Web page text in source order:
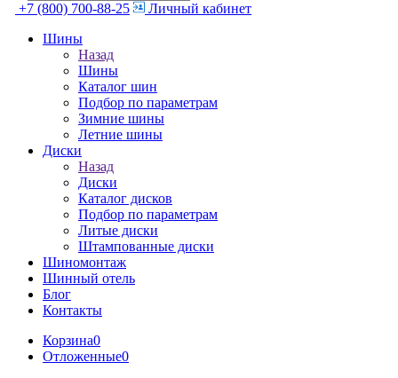
+7 (800) 700-88-25
Личный кабинет
Шины
Назад
Шины
Каталог шин
Подбор по параметрам
Зимние шины
Летние шины
Диски
Назад
Диски
Каталог дисков
Подбор по параметрам
Литые диски
Штампованные диски
Шиномонтаж
Шинный отель
Блог
Контакты
Корзина0
Отложенные0